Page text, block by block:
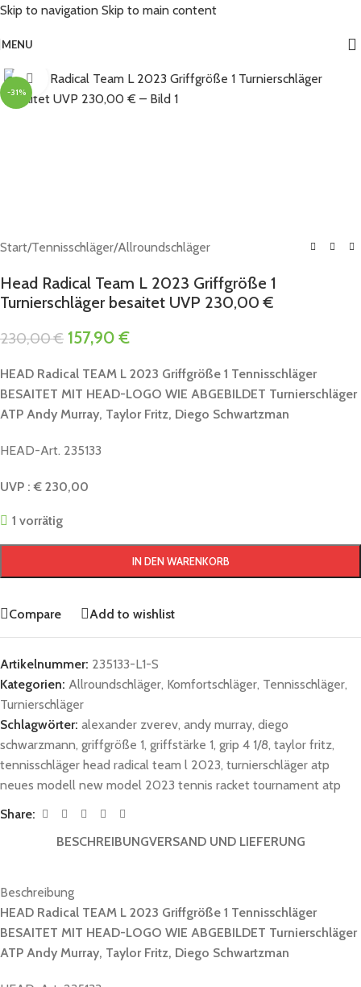
Skip to navigation Skip to main content
MENU
-31%
Click to enlarge
Start/Tennisschläger/Allroundschläger
Head Radical Team L 2023 Griffgröße 1
Turnierschläger besaitet UVP 230,00 €
230,00€ 157,90€
HEAD Radical TEAM L 2023 Griffgröße 1 Tennisschläger
BESAITET MIT HEAD-LOGO WIE ABGEBILDET Turnierschläger
ATP Andy Murray, Taylor Fritz, Diego Schwartzman
HEAD-Art. 235133
UVP : € 230,00
1 vorrätig
IN DEN WARENKORB
Compare Add to wishlist
Artikelnummer: 235133-L1-S
Kategorien: Allroundschläger, Komfortschläger, Tennisschläger,
Turnierschläger
Schlagwörter: alexander zverev, andy murray, diego
schwarzmann, griffgröße 1, griffstärke 1, grip 4 1/8, taylor fritz,
tennisschläger head radical team l 2023, turnierschläger atp
neues modell new model 2023 tennis racket tournament atp
Share:
BESCHREIBUNGVERSAND UND LIEFERUNG
Beschreibung
HEAD Radical TEAM L 2023 Griffgröße 1 Tennisschläger
BESAITET MIT HEAD-LOGO WIE ABGEBILDET Turnierschläger
ATP Andy Murray, Taylor Fritz, Diego Schwartzman